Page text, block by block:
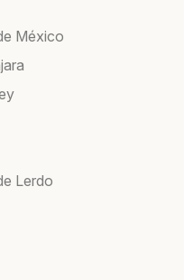
México
Lerdo